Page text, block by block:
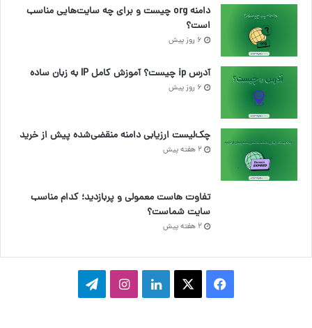
دامنه org چیست و برای چه سایت‌هایی مناسب
است؟
6 روز پیش
آدرس ip چیست؟ آموزش کامل IP به زبان ساده
6 روز پیش
چک‌لیست ارزیابی دامنه منقضی‌شده پیش از خرید
2 هفته پیش
تفاوت هاست معمولی و پربازدید؛ کدام مناسب
سایت شماست؟
2 هفته پیش